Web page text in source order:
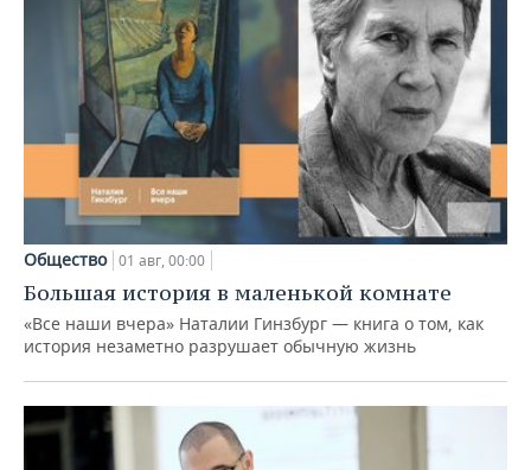
Общество 01 авг, 00:00
Большая история в маленькой комнате
«Все наши вчера» Наталии Гинзбург — книга о том, как
история незаметно разрушает обычную жизнь